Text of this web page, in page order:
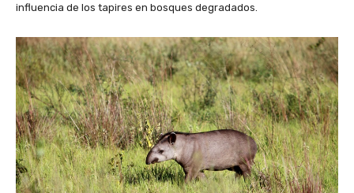
influencia de los tapires en bosques degradados.